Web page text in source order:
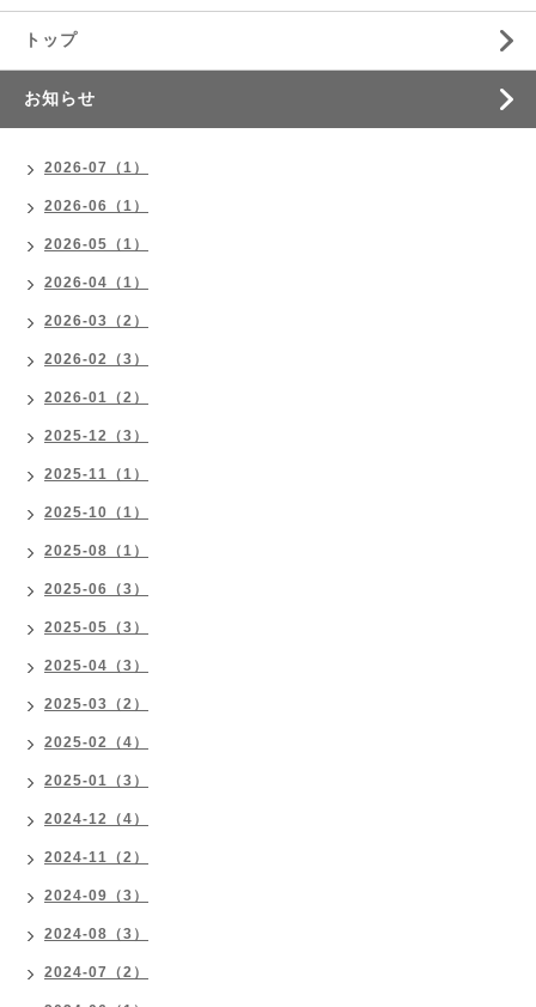
トップ
お知らせ
2026-07（1）
2026-06（1）
2026-05（1）
2026-04（1）
2026-03（2）
2026-02（3）
2026-01（2）
2025-12（3）
2025-11（1）
2025-10（1）
2025-08（1）
2025-06（3）
2025-05（3）
2025-04（3）
2025-03（2）
2025-02（4）
2025-01（3）
2024-12（4）
2024-11（2）
2024-09（3）
2024-08（3）
2024-07（2）